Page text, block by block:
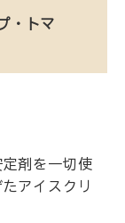
・トマ
剤を一切使
アイスクリ